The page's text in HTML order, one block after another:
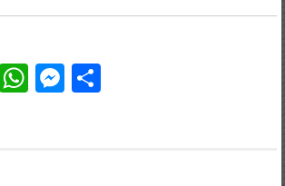
WhatsApp
Messenger
Teilen